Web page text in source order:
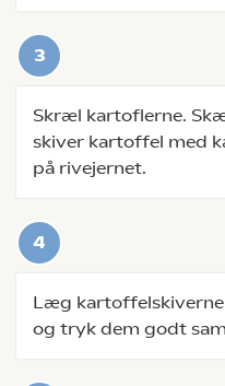
Skræl kartoflerne.
skiver kartoffel med
på rivejernet.
Læg
og tryk dem godt